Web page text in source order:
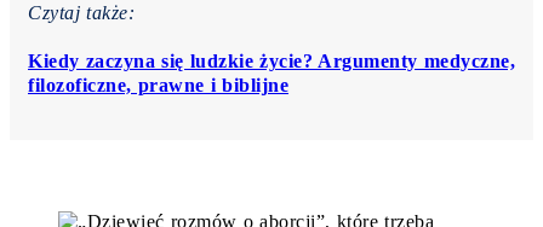
Czytaj także:
Kiedy zaczyna się ludzkie życie? Argumenty medyczne,
filozoficzne, prawne i biblijne